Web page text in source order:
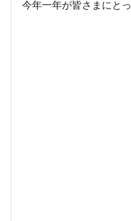
今年一年が皆さまにと